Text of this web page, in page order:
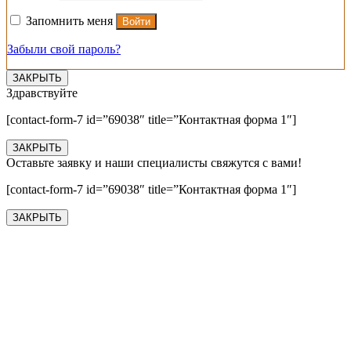
Запомнить меня Войти
Забыли свой пароль?
ЗАКРЫТЬ
Здравствуйте
[contact-form-7 id=”69038″ title=”Контактная форма 1″]
ЗАКРЫТЬ
Оставьте заявку и наши специалисты свяжутся с вами!
[contact-form-7 id=”69038″ title=”Контактная форма 1″]
ЗАКРЫТЬ